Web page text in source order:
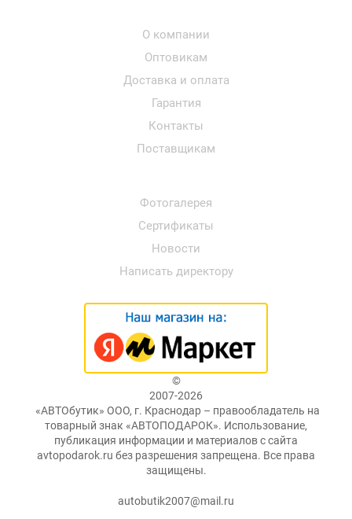
О компании
Оптовикам
Доставка и оплата
Гарантия
Контакты
Поставщикам
Фотогалерея
Сертификаты
Новости
Написать директору
©
2007-2026
«АВТОбутик» ООО, г. Краснодар – правообладатель на
товарный знак «АВТОПОДАРОК». Использование,
публикация информации и материалов с сайта
avtopodarok.ru без разрешения запрещена. Все права
защищены.
autobutik2007@mail.ru